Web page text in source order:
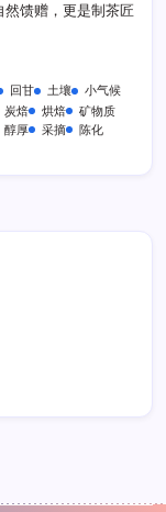
然馈赠，更是制茶匠
回甘 土壤
小气候
炭焙 烘焙
矿物质
醇厚 采摘 陈化